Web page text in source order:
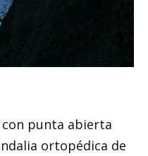
con punta abierta
ortopédica de